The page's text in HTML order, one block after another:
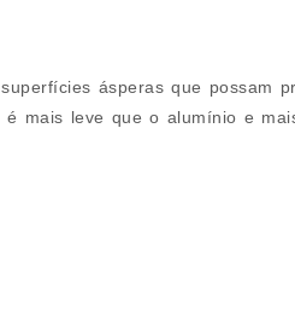
ásperas que possam
mais leve que o alumínio e